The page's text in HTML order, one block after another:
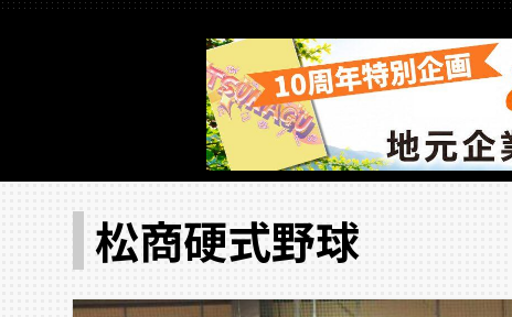
松商硬式野球